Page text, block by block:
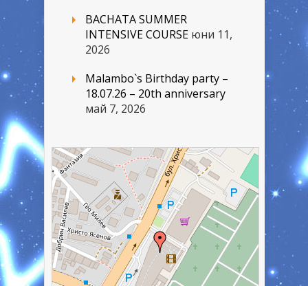
BACHATA SUMMER
INTENSIVE COURSE юни 11,
2026
Malambo`s Birthday party –
18.07.26 – 20th anniversary
май 7, 2026